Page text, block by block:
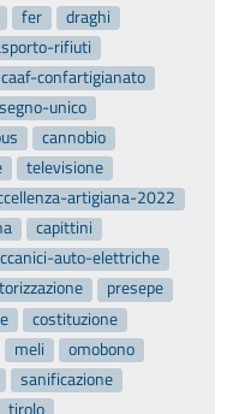
fer
draghi
rifiuti
caaf-confartigianato
unico
cannobio
televisione
artigiana-2022
capittini
auto-elettriche
presepe
costituzione
meli
omobono
sanificazione
tirolo